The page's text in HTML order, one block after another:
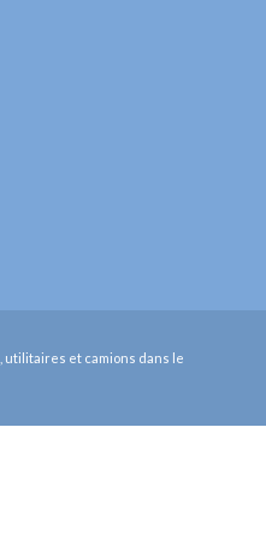
utilitaires et camions dans le